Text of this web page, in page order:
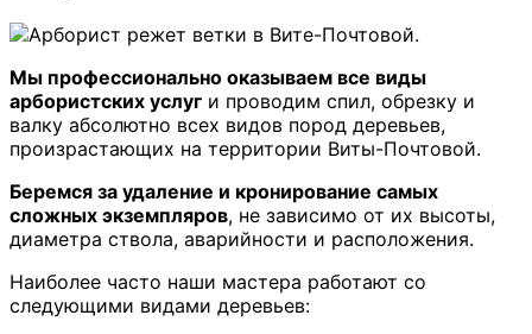
Мы профессионально оказываем все виды
арбористских услуг и проводим спил, обрезку и
валку абсолютно всех видов пород деревьев,
произрастающих на территории Виты-Почтовой.
Беремся за удаление и кронирование самых
сложных экземпляров, не зависимо от их высоты,
диаметра ствола, аварийности и расположения.
Наиболее часто наши мастера работают со
следующими видами деревьев: